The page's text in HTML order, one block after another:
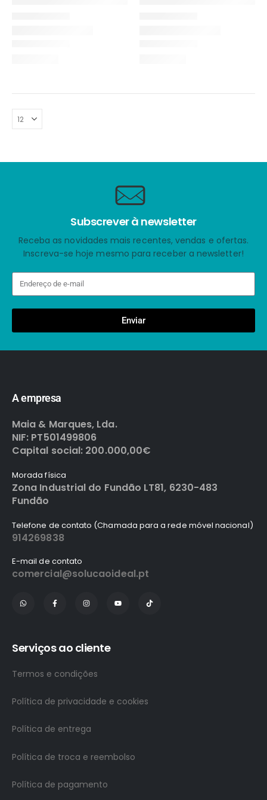
Subscrever à newsletter
Receba as novidades mais recentes, vendas e ofertas.
Inscreva-se hoje mesmo para receber a newsletter!
Enviar
A empresa
Maia & Marques, Lda.
NIF: PT501499806
Capital social: 200.000,00€
Morada física
Zona Industrial do Fundão LT81, 6230-483
Fundão
Telefone de contato (Chamada para a rede móvel nacional)
914269838
E-mail de contato
comercial@solucaoideal.pt
Serviços ao cliente
Termos e condições
Política de privacidade e cookies
Política de entrega
Política de troca e reembolso
Política de pagamento